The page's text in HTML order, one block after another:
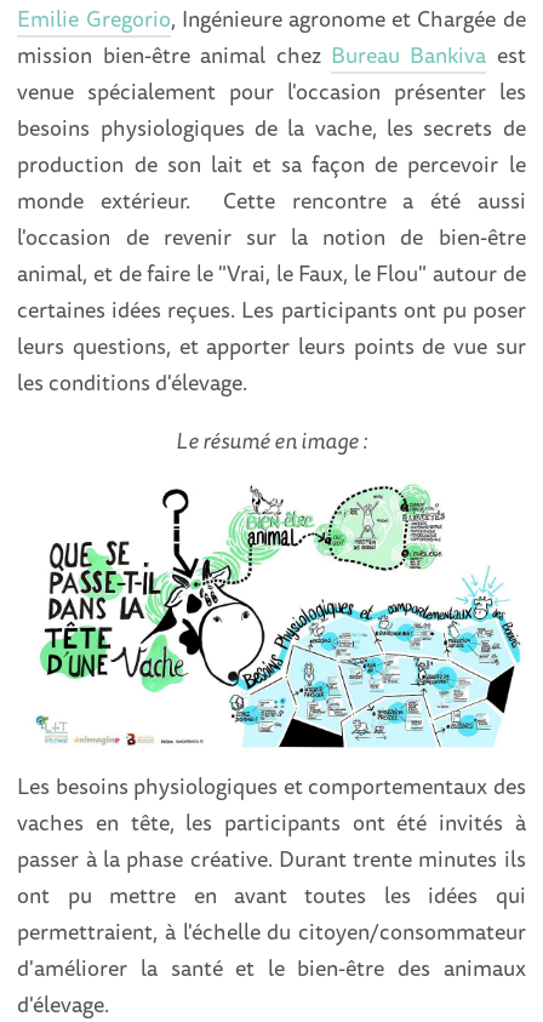
Emilie Gregorio, Ingénieure agronome et Chargée de
mission bien-être animal chez Bureau Bankiva est
venue spécialement pour l'occasion présenter les
besoins physiologiques de la vache, les secrets de
production de son lait et sa façon de percevoir le
monde extérieur. Cette rencontre a été aussi
l'occasion de revenir sur la notion de bien-être
animal, et de faire le "Vrai, le Faux, le Flou" autour de
certaines idées reçues. Les participants ont pu poser
leurs questions, et apporter leurs points de vue sur
les conditions d'élevage.
Le résumé en image :
Les besoins physiologiques et comportementaux des
vaches en tête, les participants ont été invités à
passer à la phase créative. Durant trente minutes ils
ont pu mettre en avant toutes les idées qui
permettraient, à l'échelle du citoyen/consommateur
d'améliorer la santé et le bien-être des animaux
d'élevage.